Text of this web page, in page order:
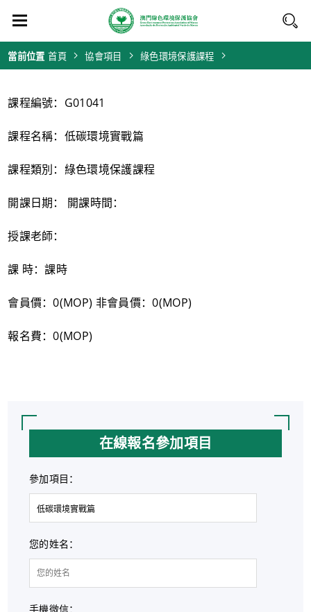
當前位置 首頁 協會項目 綠色環境保護課程
課程編號：G01041
課程名稱：低碳環境實戰篇
課程類別：綠色環境保護課程
開課日期： 開課時間：
授課老師：
課 時：課時
會員價：0(MOP) 非會員價：0(MOP)
報名費：0(MOP)
在線報名參加項目
參加項目：
您的姓名：
手機微信：